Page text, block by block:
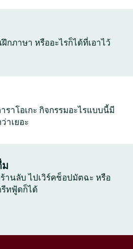
กภาษา หรืออะไรก็ได้ที่เอาไว้
ราโอเกะ กิจกรรมอะไรแบบนี้มี
าเยอะ
ม
านลับ ไปเวิร์คช็อปมัตฉะ หรือ
ทฟู้ดก็ได้